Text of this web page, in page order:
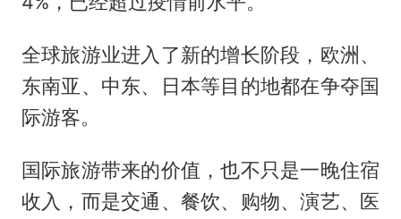
全球旅游业进入了新的增长阶段，欧洲、
东南亚、中东、日本等目的地都在争夺国
际游客。
国际旅游带来的价值，也不只是一晚住宿
收入，而是交通、餐饮、购物、演艺、医